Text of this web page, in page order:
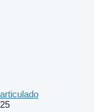
articulado
25